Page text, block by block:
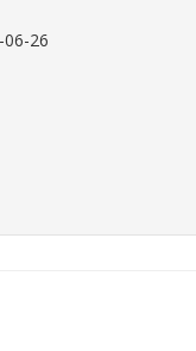
06-26